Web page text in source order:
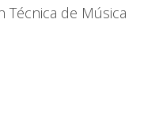
Técnica de Música